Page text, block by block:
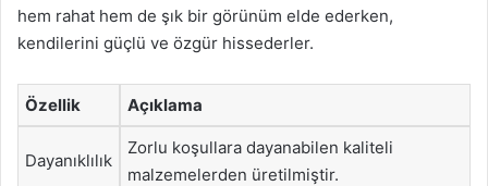
hem rahat hem de şık bir görünüm elde ederken,
kendilerini güçlü ve özgür hissederler.
Özellik Açıklama
Dayanıklılık
Zorlu koşullara dayanabilen kaliteli
malzemelerden üretilmiştir.